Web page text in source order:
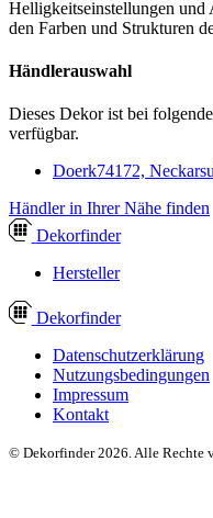
Helligkeitseinstellungen und
den Farben und Strukturen
Händlerauswahl
Dieses Dekor ist bei
verfügbar.
Doerk74172,
Händler in Ihrer Nähe finden
Dekorfinder
Hersteller
Dekorfinder
Datenschutzerklärung
Nutzungsbedingungen
Impressum
Kontakt
© Dekorfinder 2026. Alle Rechte